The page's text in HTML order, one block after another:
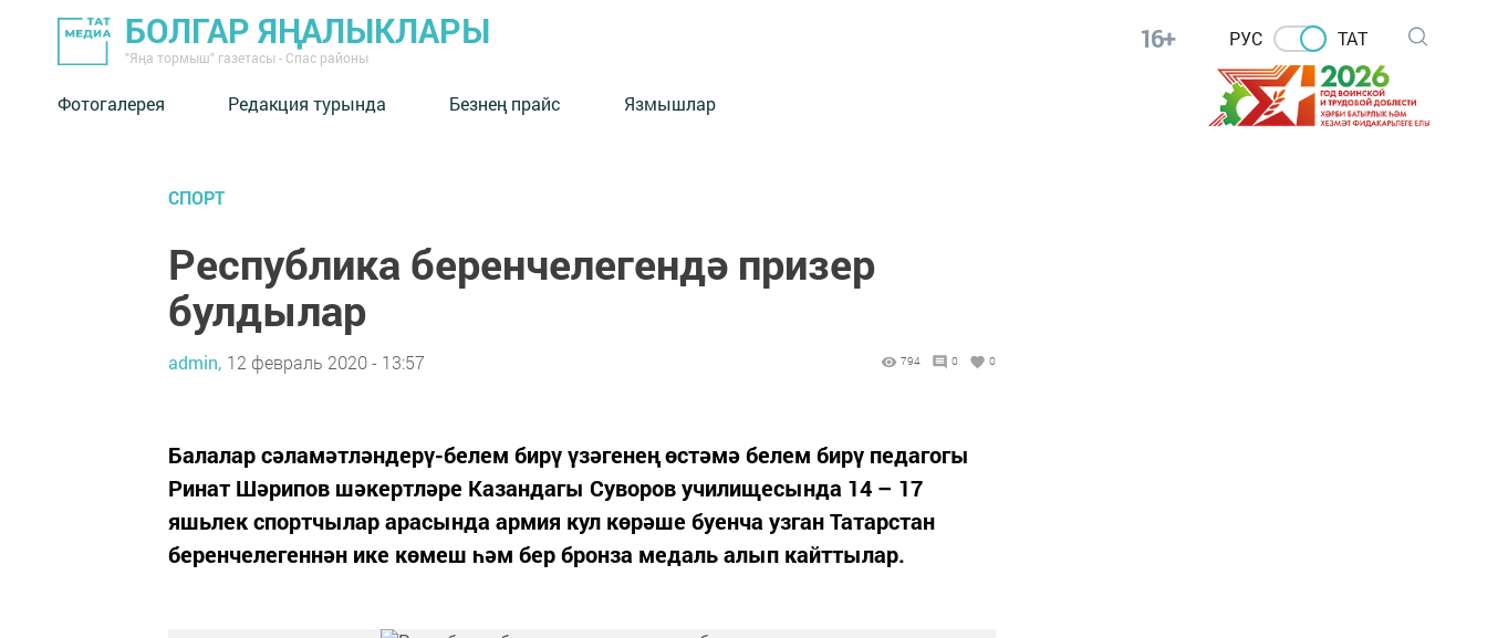
БОЛГАР ЯҢАЛЫКЛАРЫ
"Яңа тормыш" газетасы - Спас районы
16+ РУС ТАТ
Фотогалерея Редакция турында Безнең прайс Язмышлар
СПОРТ
Республика беренчелегендә призер
булдылар
admin, 12 февраль 2020 - 13:57 794 0 0
Балалар сәламәтләндерү-белем бирү үзәгенең өстәмә белем бирү педагогы
Ринат Шәрипов шәкертләре Казандагы Суворов училищесында 14 – 17
яшьлек спортчылар арасында армия кул көрәше буенча узган Татарстан
беренчелегеннән ике көмеш һәм бер бронза медаль алып кайттылар.